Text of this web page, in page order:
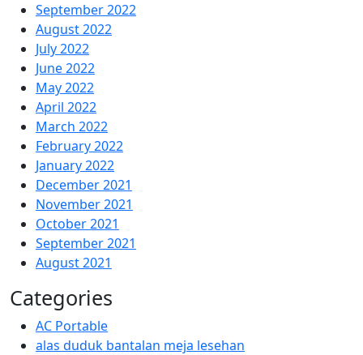
September 2022
August 2022
July 2022
June 2022
May 2022
April 2022
March 2022
February 2022
January 2022
December 2021
November 2021
October 2021
September 2021
August 2021
Categories
AC Portable
alas duduk bantalan meja lesehan